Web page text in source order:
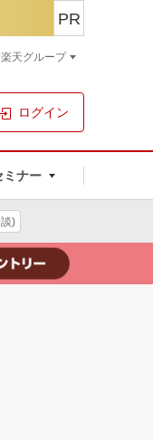
ログイン
ミナー
PR
楽天グループ
)